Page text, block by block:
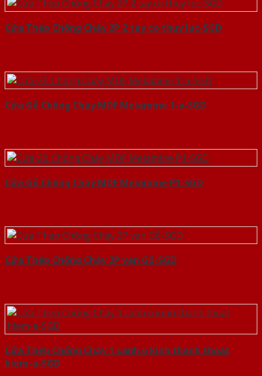
Cửa Thép Chống Cháy 2P 2 tay co thuy luc-SGD
Cửa Gỗ Chống Cháy MDF Melamine 1-a-SGD
Cửa Gỗ Chống Cháy MDF Melamine P1-SGD
Cửa Thép Chống Cháy 2P van Gỗ-SGD
Cửa Thép Chống Cháy 1 canh o kinh thanh thoat
hiem-a-SGD